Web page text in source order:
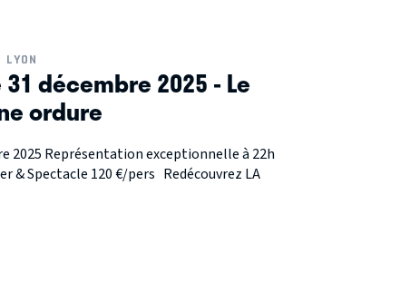
LYON
décembre 2025 - Le
ordure
2025 Représentation exceptionnelle à 22h
& Spectacle 120 €/pers Redécouvrez LA